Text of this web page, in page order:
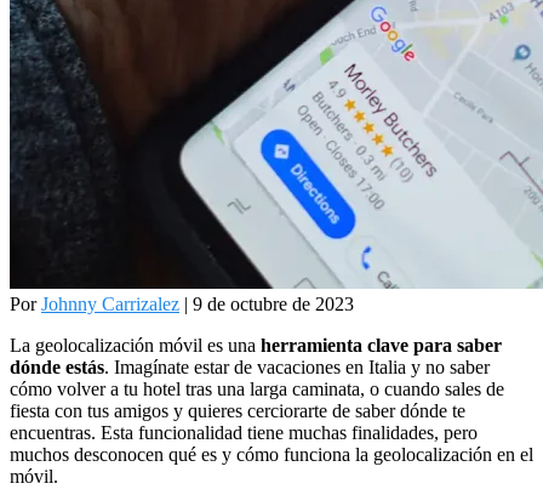
PorJohnny Carrizalez | 9 de octubre de 2023
La geolocalización móvil es una herramienta clave para saber
dónde estás. Imagínate estar de vacaciones en Italia y no saber
cómo volver a tu hotel tras una larga caminata, o cuando sales de
fiesta con tus amigos y quieres cerciorarte de saber dónde te
encuentras. Esta funcionalidad tiene muchas finalidades, pero
muchos desconocen qué es y cómo funciona la geolocalización en el
móvil.